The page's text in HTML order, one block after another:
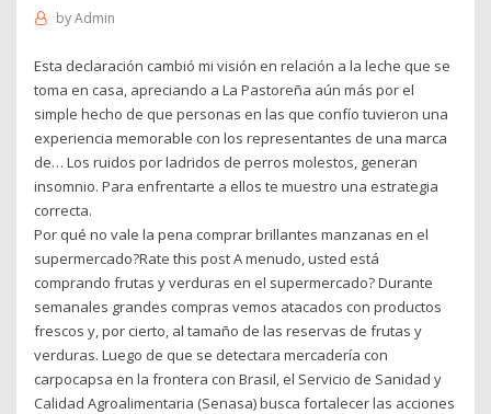
byAdmin
Esta declaración cambió mi visión en relación a la leche que se
toma en casa, apreciando a La Pastoreña aún más por el
simple hecho de que personas en las que confío tuvieron una
experiencia memorable con los representantes de una marca
de… Los ruidos por ladridos de perros molestos, generan
insomnio. Para enfrentarte a ellos te muestro una estrategia
correcta.
Por qué no vale la pena comprar brillantes manzanas en el
supermercado?Rate this post A menudo, usted está
comprando frutas y verduras en el supermercado? Durante
semanales grandes compras vemos atacados con productos
frescos y, por cierto, al tamaño de las reservas de frutas y
verduras. Luego de que se detectara mercadería con
carpocapsa en la frontera con Brasil, el Servicio de Sanidad y
Calidad Agroalimentaria (Senasa) busca fortalecer las acciones